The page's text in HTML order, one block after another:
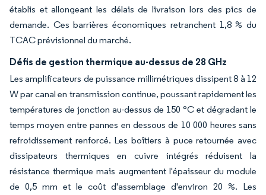
établis et allongeant les délais de livraison lors des pics de
demande. Ces barrières économiques retranchent 1,8 % du
TCAC prévisionnel du marché.
Défis de gestion thermique au-dessus de 28 GHz
Les amplificateurs de puissance millimétriques dissipent 8 à 12
W par canal en transmission continue, poussant rapidement les
températures de jonction au-dessus de 150 °C et dégradant le
temps moyen entre pannes en dessous de 10 000 heures sans
refroidissement renforcé. Les boîtiers à puce retournée avec
dissipateurs thermiques en cuivre intégrés réduisent la
résistance thermique mais augmentent l'épaisseur du module
de 0,5 mm et le coût d'assemblage d'environ 20 %. Les